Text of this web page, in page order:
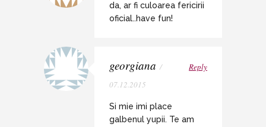
da, ar fi culoarea fericirii
oficial..have fun!
georgiana /
07.12.2015
Reply
Si mie imi place
galbenul yupii. Te am